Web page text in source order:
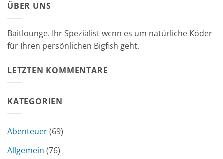
ÜBER UNS
Baitlounge. Ihr Spezialist wenn es um natürliche Köder
für Ihren persönlichen Bigfish geht.
LETZTEN KOMMENTARE
KATEGORIEN
Abenteuer(69)
Allgemein (76)